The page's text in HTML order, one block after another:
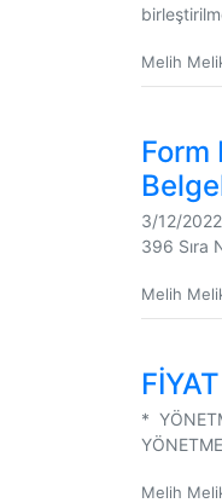
Melih
Form
3/12/
396 Sıra
Melih
*
Melih